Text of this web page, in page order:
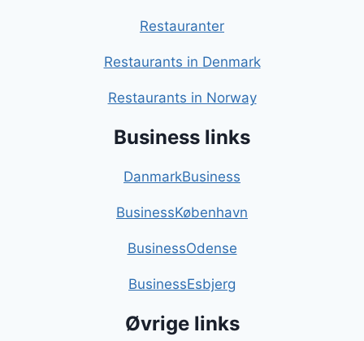
Restauranter
Restaurants in Denmark
Restaurants in Norway
Business links
DanmarkBusiness
BusinessKøbenhavn
BusinessOdense
BusinessEsbjerg
Øvrige links